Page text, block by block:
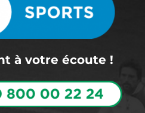
à votre écoute !